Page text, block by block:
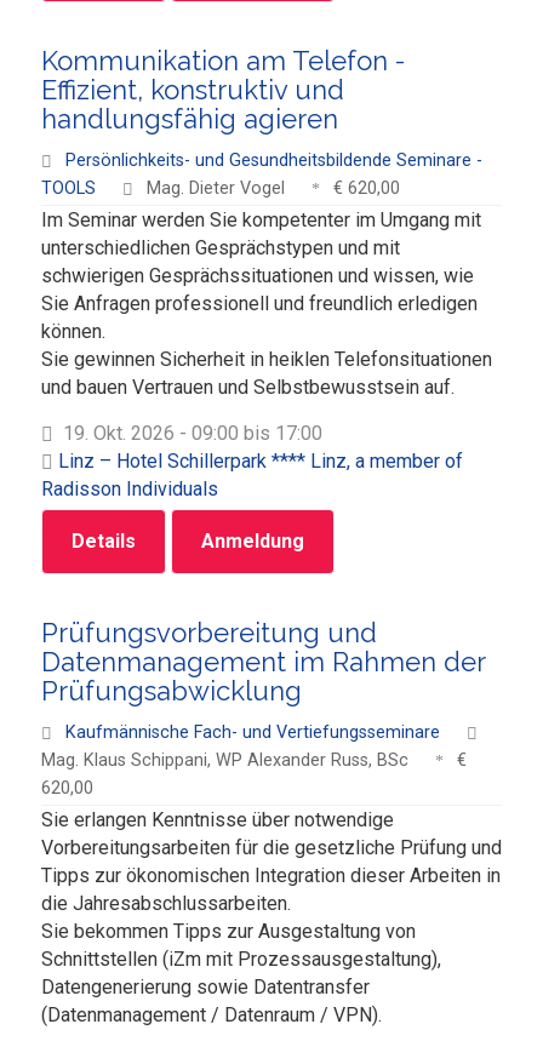
Kommunikation am Telefon -
Effizient, konstruktiv und
handlungsfähig agieren
Persönlichkeits- und Gesundheitsbildende Seminare -
TOOLS
Mag. Dieter Vogel € 620,00
Im Seminar werden Sie kompetenter im Umgang mit
unterschiedlichen Gesprächstypen und mit
schwierigen Gesprächssituationen und wissen, wie
Sie Anfragen professionell und freundlich erledigen
können.
Sie gewinnen Sicherheit in heiklen Telefonsituationen
und bauen Vertrauen und Selbstbewusstsein auf.
19. Okt. 2026 - 09:00 bis 17:00
Linz – Hotel Schillerpark **** Linz, a member of
Radisson Individuals
Details Anmeldung
Prüfungsvorbereitung und
Datenmanagement im Rahmen der
Prüfungsabwicklung
Kaufmännische Fach- und Vertiefungsseminare
Mag. Klaus Schippani, WP Alexander Russ, BSc
€
620,00
Sie erlangen Kenntnisse über notwendige
Vorbereitungsarbeiten für die gesetzliche Prüfung und
Tipps zur ökonomischen Integration dieser Arbeiten in
die Jahresabschlussarbeiten.
Sie bekommen Tipps zur Ausgestaltung von
Schnittstellen (iZm mit Prozessausgestaltung),
Datengenerierung sowie Datentransfer
(Datenmanagement / Datenraum / VPN).